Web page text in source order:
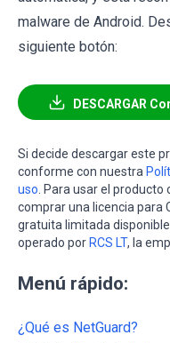
malware de Android.
siguiente botón:
DESCARGAR
Si decide descargar este
conforme con nuestra
uso . Para usar el
comprar una licencia para
gratuita limitada
operado por RCS LT, la
Menú rápido:
¿Qué es NetGuard?